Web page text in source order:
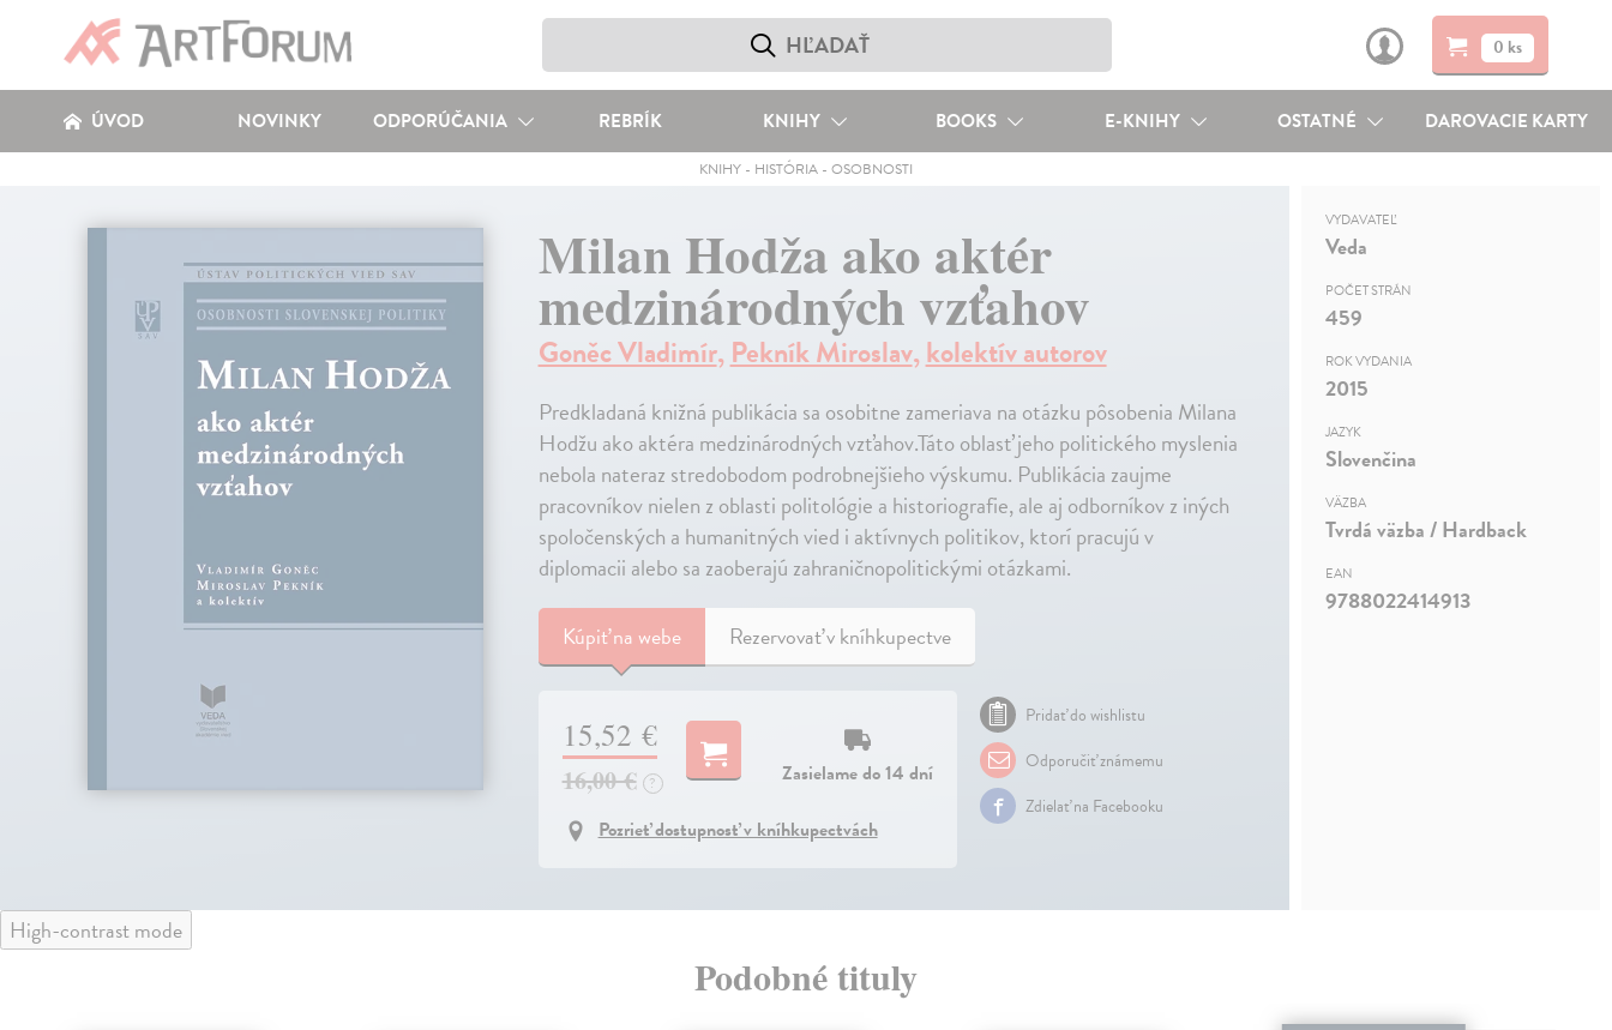
0 ks
ÚVOD NOVINKY ODPORÚČANIA REBRÍK KNIHY BOOKS E-KNIHY OSTATNÉ DAROVACIE KARTY
KNIHY- HISTÓRIA- OSOBNOSTI
Milan Hodža ako aktér
medzinárodných vzťahov
Goněc Vladimír,Pekník Miroslav,kolektív autorov
Predkladaná knižná publikácia sa osobitne zameriava na otázku pôsobenia Milana
Hodžu ako aktéra medzinárodných vzťahov.Táto oblasť jeho politického myslenia
nebola nateraz stredobodom podrobnejšieho výskumu. Publikácia zaujme
pracovníkov nielen z oblasti politológie a historiografie, ale aj odborníkov z iných
spoločenských a humanitných vied i aktívnych politikov, ktorí pracujú v
diplomacii alebo sa zaoberajú zahraničnopolitickými otázkami.
Kúpiťna webe Rezervovať v kníhkupectve
15,52 €
16,00 € ?
Zasielame do 14 dní
Pozrieť dostupnosť v kníhkupectvách
Pridať do wishlistu
Odporučiť známemu
Zdielať na Facebooku
VYDAVATEĽ
Veda
POČET STRÁN
459
ROK VYDANIA
2015
JAZYK
Slovenčina
VÄZBA
Tvrdá väzba / Hardback
EAN
9788022414913
High-contrast mode
Podobné tituly